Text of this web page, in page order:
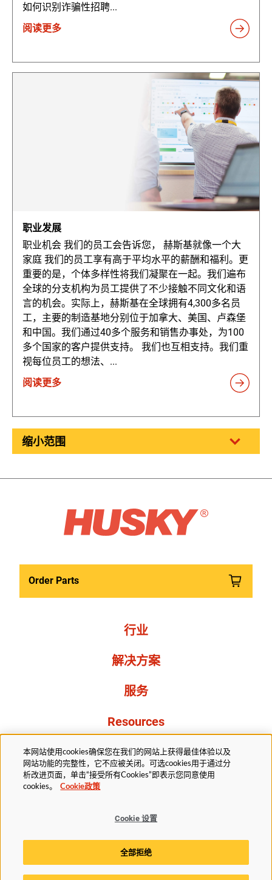
如何识别诈骗性招聘...
阅读更多
职业发展
职业机会 我们的员工会告诉您， 赫斯基就像一个大
家庭 我们的员工享有高于平均水平的薪酬和福利。更
重要的是，个体多样性将我们凝聚在一起。我们遍布
全球的分支机构为员工提供了不少接触不同文化和语
言的机会。实际上，赫斯基在全球拥有4,300多名员
工，主要的制造基地分别位于加拿大、美国、卢森堡
和中国。我们通过40多个服务和销售办事处，为100
多个国家的客户提供支持。 我们也互相支持。我们重
视每位员工的想法、...
阅读更多
缩小范围
Order Parts
行业
解决方案
服务
Resources
关于我们
法务部 隐私声明 无障碍
Cookie政策
Cookie 设置
本网站使用cookies确保您在我们的网站上获得最佳体验以及
网站功能的完整性，它不应被关闭。可选cookies用于通过分
析改进页面，单击“接受所有Cookies”即表示您同意使用
cookies。
Cookie政策
Cookie 设置
全部拒绝